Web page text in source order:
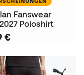
Fanswear
Poloshirt
€